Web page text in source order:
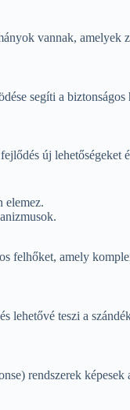
vannak, amelyek
segíti a
új
elemez.
felhőket, amely
lehetővé teszi a
rendszerek